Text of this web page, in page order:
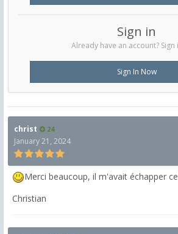
Sign in
Already have an account? Sign
Sign In Now
christ 24
January 21, 2024
Merci beaucoup, il m'avait échapper
Christian